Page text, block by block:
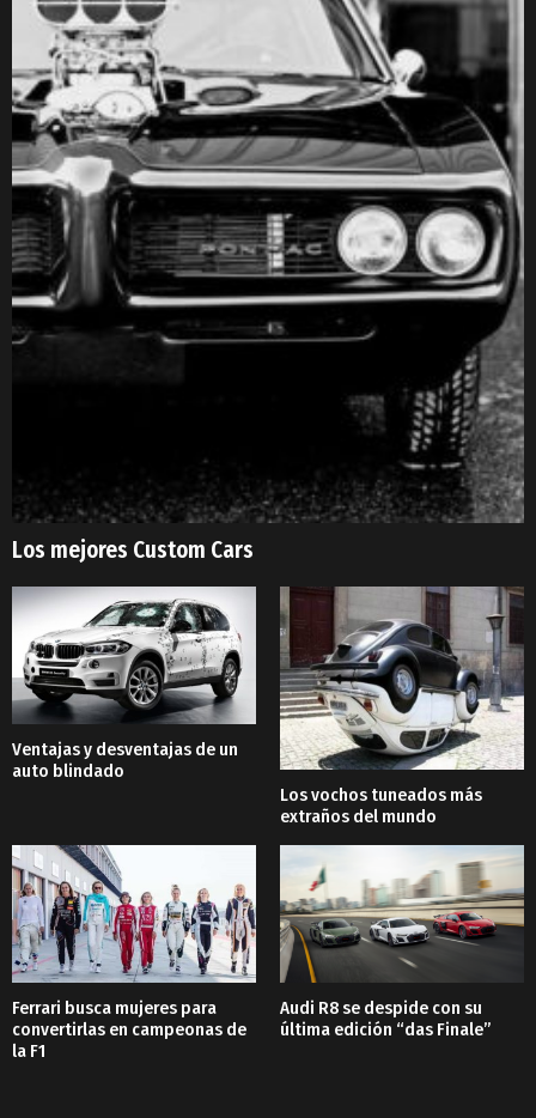
Los mejores Custom Cars
Ventajas y desventajas de un
auto blindado
Los vochos tuneados más
extraños del mundo
Ferrari busca mujeres para
convertirlas en campeonas de
la F1
Audi R8 se despide con su
última edición “das Finale”